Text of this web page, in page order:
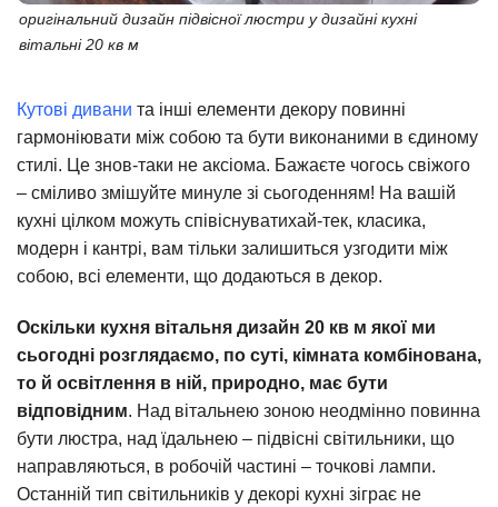
оригінальний дизайн підвісної люстри у дизайні кухні
вітальні 20 кв м
Кутові дивани та інші елементи декору повинні
гармоніювати між собою та бути виконаними в єдиному
стилі. Це знов-таки не аксіома. Бажаєте чогось свіжого
– сміливо змішуйте минуле зі сьогоденням! На вашій
кухні цілком можуть співіснуватихай-тек, класика,
модерн і кантрі, вам тільки залишиться узгодити між
собою, всі елементи, що додаються в декор.
Оскільки кухня вітальня дизайн 20 кв м якої ми
сьогодні розглядаємо, по суті, кімната комбінована,
то й освітлення в ній, природно, має бути
відповідним. Над вітальнею зоною неодмінно повинна
бути люстра, над їдальнею – підвісні світильники, що
направляються, в робочій частині – точкові лампи.
Останній тип світильників у декорі кухні зіграє не